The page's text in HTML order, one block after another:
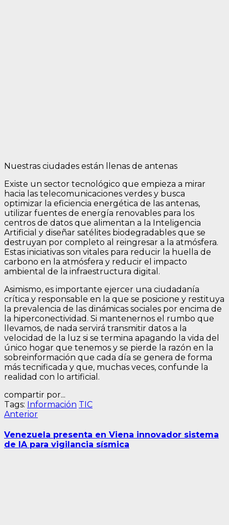
Nuestras ciudades están llenas de antenas
Existe un sector tecnológico que empieza a mirar
hacia las telecomunicaciones verdes y busca
optimizar la eficiencia energética de las antenas,
utilizar fuentes de energía renovables para los
centros de datos que alimentan a la Inteligencia
Artificial y diseñar satélites biodegradables que se
destruyan por completo al reingresar a la atmósfera.
Estas iniciativas son vitales para reducir la huella de
carbono en la atmósfera y reducir el impacto
ambiental de la infraestructura digital.
Asimismo, es importante ejercer una ciudadanía
crítica y responsable en la que se posicione y restituya
la prevalencia de las dinámicas sociales por encima de
la hiperconectividad. Si mantenernos el rumbo que
llevamos, de nada servirá transmitir datos a la
velocidad de la luz si se termina apagando la vida del
único hogar que tenemos y se pierde la razón en la
sobreinformación que cada día se genera de forma
más tecnificada y que, muchas veces, confunde la
realidad con lo artificial.
compartir por...
Tags: Información TIC
Navegación
de
entradas
AnteriorEntrada
Venezuela presenta en Viena innovador sistema
de IA para vigilancia sísmica